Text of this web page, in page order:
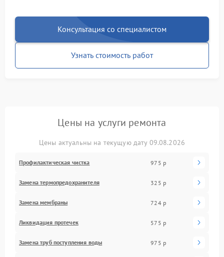
Консультация со специалистом
Узнать стоимость работ
Цены на услуги ремонта
Цены актуальны на текущую дату 09.08.2026
Профилактическая чистка 975 р
Замена термопредохранителя 325 р
Замена мембраны 724 р
Ликвидация протечек 575 р
Замена труб поступления воды 975 р